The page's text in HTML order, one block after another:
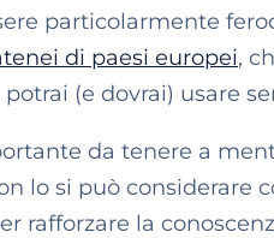
particolarmente
di paesi europei,
(e dovrai) usare
da tenere a
lo si può
rafforzare la